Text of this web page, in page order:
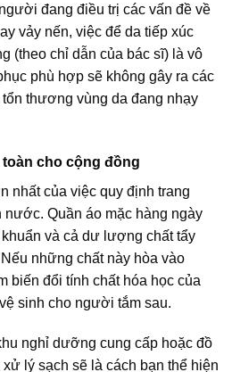
đang điều trị các vấn đề về
vảy nến, việc để da tiếp xúc
(theo chỉ dẫn của bác sĩ) là vô
phù hợp sẽ không gây ra các
thương vùng da đang nhạy
cho cộng đồng
nhất của việc quy định trang
nước. Quần áo mặc hàng ngày
và cả dư lượng chất tẩy
những chất này hòa vào
biến đổi tính chất hóa học của
sinh cho người tắm sau.
nghỉ dưỡng cung cấp hoặc đồ
lý sạch sẽ là cách bạn thể hiện